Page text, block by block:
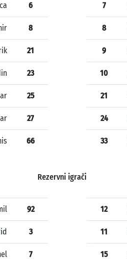
6
8
21
23
25
27
66
7
8
9
10
21
24
33
Rezervni igrači
92
3
7
12
11
15